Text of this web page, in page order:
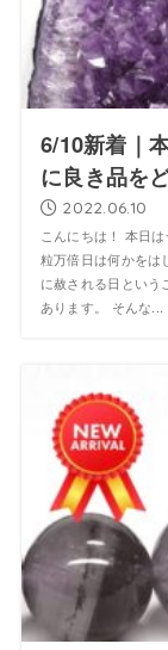
6/10新着｜
に良き品を
2022.06.10
こんにちは！ 本日
粒万倍日は何かをは
に赦される日という
あります。 そんな...